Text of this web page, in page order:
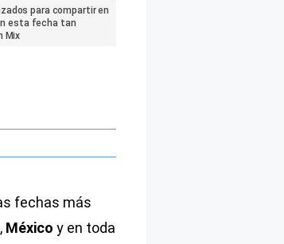
para compartir en
esta fecha tan
Mix
fechas más
, México y en toda